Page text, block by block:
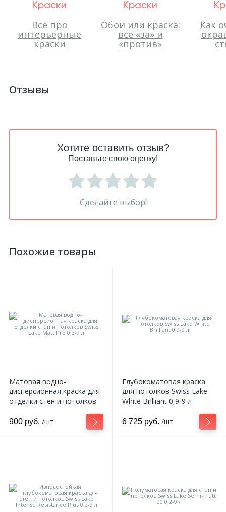
Краски
Всё про
интерьерные
краски
Краски
Обои или краска:
все «за» и
«против»
Как
Отзывы
Хотите оставить отзыв?
Поставьте свою оценку!
Сделайте выбор!
Похожие товары
Матовая водно-
дисперсионная краска для
отделки стен и потолков
900 руб. /шт
Глубокоматовая краска
для потолков Swiss Lake
White Brilliant 0,9-9 л
6 725 руб. /шт